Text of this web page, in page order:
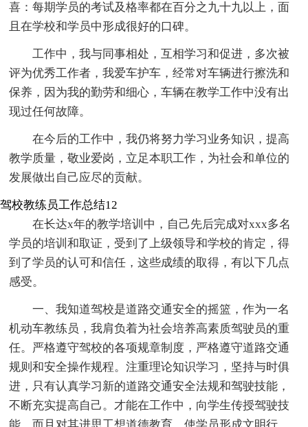
喜：每期学员的考试及格率都在百分之九十九以上，面
且在学校和学员中形成很好的口碑。
工作中，我与同事相处，互相学习和促进，多次被
评为优秀工作者，我爱车护车，经常对车辆进行擦洗和
保养，因为我的勤劳和细心，车辆在教学工作中没有出
现过任何故障。
在今后的工作中，我仍将努力学习业务知识，提高
教学质量，敬业爱岗，立足本职工作，为社会和单位的
发展做出自己应尽的贡献。
驾校教练员工作总结12
在长达x年的教学培训中，自己先后完成对xxx多名
学员的培训和取证，受到了上级领导和学校的肯定，得
到了学员的认可和信任，这些成绩的取得，有以下几点
感受。
一、我知道驾校是道路交通安全的摇篮，作为一名
机动车教练员，我肩负着为社会培养高素质驾驶员的重
任。严格遵守驾校的各项规章制度，严格遵守道路交通
规则和安全操作规程。注重理论知识学习，坚持与时俱
进，只有认真学习新的道路交通安全法规和驾驶技能，
不断充实提高自己。才能在工作中，向学生传授驾驶技